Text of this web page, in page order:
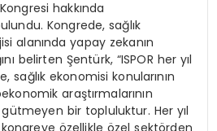
hakkında
Kongrede, sağlık
alanında yapay zekanın
belirten Şentürk, “ISPOR her yıl
sağlık ekonomisi konularının
araştırmalarının
bir topluluktur. Her yıl